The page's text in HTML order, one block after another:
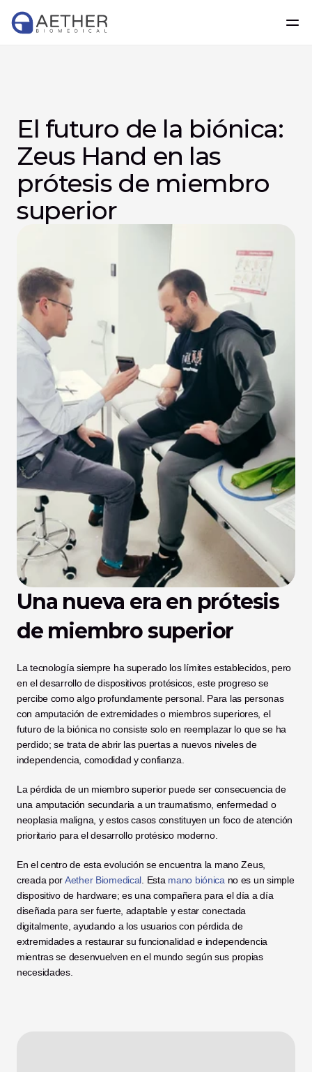
El futuro de la biónica:
Zeus Hand en las
prótesis de miembro
superior
Una nueva era en prótesis
de miembro superior
La tecnología siempre ha superado los límites establecidos, pero
en el desarrollo de dispositivos protésicos, este progreso se
percibe como algo profundamente personal. Para las personas
con amputación de extremidades o miembros superiores, el
futuro de la biónica no consiste solo en reemplazar lo que se ha
perdido; se trata de abrir las puertas a nuevos niveles de
independencia, comodidad y confianza.
La pérdida de un miembro superior puede ser consecuencia de
una amputación secundaria a un traumatismo, enfermedad o
neoplasia maligna, y estos casos constituyen un foco de atención
prioritario para el desarrollo protésico moderno.
En el centro de esta evolución se encuentra la mano Zeus,
creada por Aether Biomedical . Esta mano biónica no es un simple
dispositivo de hardware; es una compañera para el día a día
diseñada para ser fuerte, adaptable y estar conectada
digitalmente, ayudando a los usuarios con pérdida de
extremidades a restaurar su funcionalidad e independencia
mientras se desenvuelven en el mundo según sus propias
necesidades.